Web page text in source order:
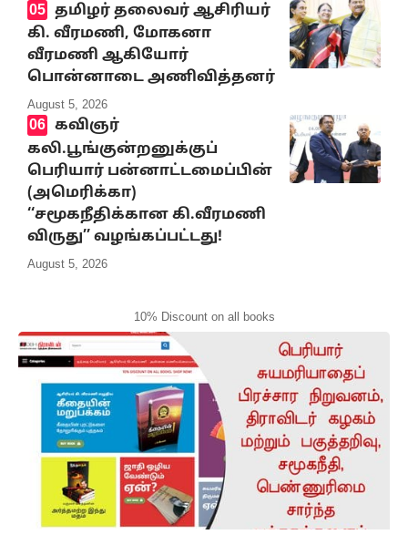
தமிழர் தலைவர் ஆசிரியர்
கி. வீரமணி, மோகனா
வீரமணி ஆகியோர்
பொன்னாடை அணிவித்தனர்
August 5, 2026
கவிஞர்
கலி.பூங்குன்றனுக்குப்
பெரியார் பன்னாட்டமைப்பின்
(அமெரிக்கா)
‘‘சமூகநீதிக்கான கி.வீரமணி
விருது’’ வழங்கப்பட்டது!
August 5, 2026
10% Discount on all books